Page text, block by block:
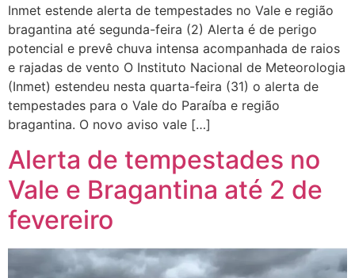
Inmet estende alerta de tempestades no Vale e região
bragantina até segunda-feira (2) Alerta é de perigo
potencial e prevê chuva intensa acompanhada de raios
e rajadas de vento O Instituto Nacional de Meteorologia
(Inmet) estendeu nesta quarta-feira (31) o alerta de
tempestades para o Vale do Paraíba e região
bragantina. O novo aviso vale […]
Alerta de tempestades no
Vale e Bragantina até 2 de
fevereiro